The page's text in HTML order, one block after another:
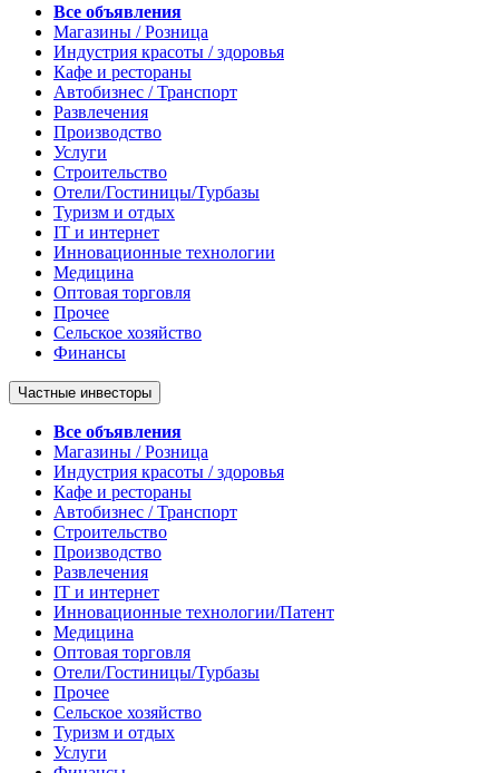
Все объявления
Магазины / Розница
Индустрия красоты / здоровья
Кафе и рестораны
Автобизнес / Транспорт
Развлечения
Производство
Услуги
Строительство
Отели/Гостиницы/Турбазы
Туризм и отдых
IT и интернет
Инновационные технологии
Медицина
Оптовая торговля
Прочее
Сельское хозяйство
Финансы
Частные инвесторы
Все объявления
Магазины / Розница
Индустрия красоты / здоровья
Кафе и рестораны
Автобизнес / Транспорт
Строительство
Производство
Развлечения
IT и интернет
Инновационные технологии/Патент
Медицина
Оптовая торговля
Отели/Гостиницы/Турбазы
Прочее
Сельское хозяйство
Туризм и отдых
Услуги